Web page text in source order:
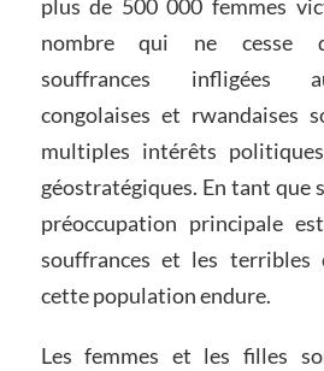
plus de 500 000 femmes
nombre qui ne cesse
souffrances infligées
congolaises et rwandaises
multiples intérêts
géostratégiques. En tant que
préoccupation principale
souffrances et les terribles
cette population endure.
Les femmes et les filles